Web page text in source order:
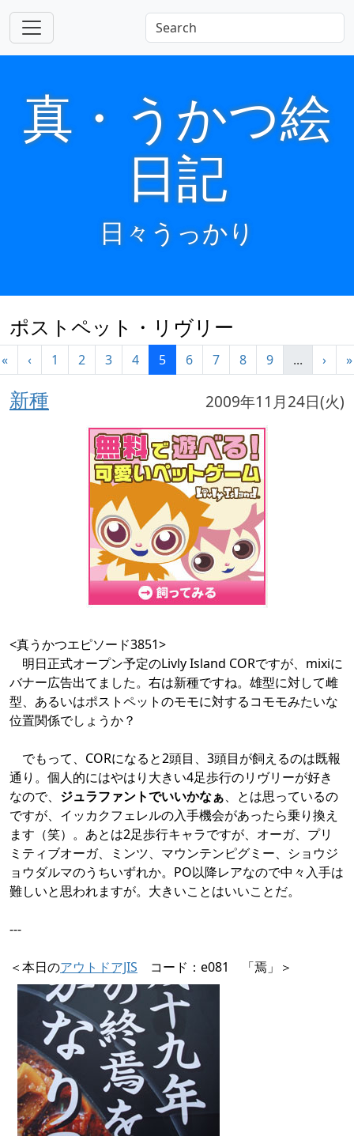
真・うかつ絵
日記
日々うっかり
ポストペット・リヴリー
« ‹ 1 2 3 4 5 6 7 8 9 ... › »
新種 2009年11月24日(火)
<真うかつエピソード3851>
明日正式オープン予定のLivly Island CORですが、mixiに
バナー広告出てました。右は新種ですね。雄型に対して雌
型、あるいはポストペットのモモに対するコモモみたいな
位置関係でしょうか？
でもって、CORになると2頭目、3頭目が飼えるのは既報
通り。個人的にはやはり大きい4足歩行のリヴリーが好き
なので、 ジュラファントでいいかなぁ、とは思っているの
ですが、イッカクフェレルの入手機会があったら乗り換え
ます（笑）。あとは2足歩行キャラですが、オーガ、プリ
ミティブオーガ、ミンツ、マウンテンピグミー、ショウジ
ョウダルマのうちいずれか。PO以降レアなので中々入手は
難しいと思われますが。大きいことはいいことだ。
---
＜本日のアウトドアJIS コード：e081 「焉」＞